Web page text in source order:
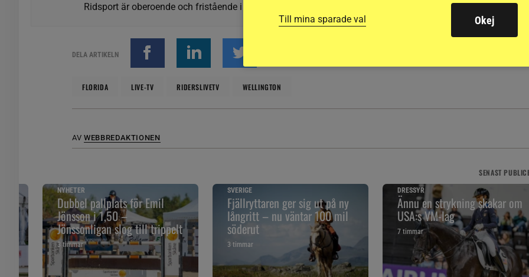
Ridsport är oberoende och fristående i förhållande till ekonomiska, privata, politiska och andra intressen.
DELA ARTIKELN
FLORIDA LIVE-TV RIDERSLIVETV WELLINGTON
AV WEBBREDAKTIONEN
SENAST
NYHETER
Dubbel pallplats för Emil
Jönsson i 1,50 –
Jönssonligan slog till trippelt
3 timmar
SVERIGE
Fjällryttaren ger sig ut på ny
långritt – nu väntar 100 mil
söderut
3 timmar
DRESSYR
Ännu en strykning skakar om
USA:s VM-lag
7 timmar
Till mina sparade val Okej